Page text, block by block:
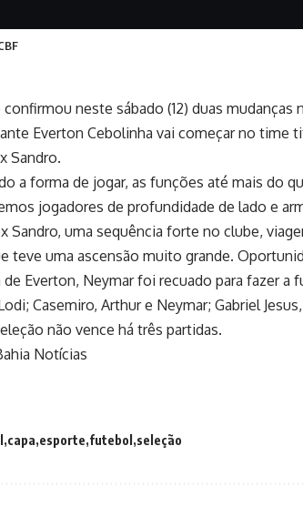
neste sábado (12) duas mudanças
Everton Cebolinha vai começar no time
Sandro.
a forma de jogar, as funções até mais do
jogadores de profundidade de lado e
Sandro, uma sequência forte no clube,
teve uma ascensão muito grande.
de Everton, Neymar foi recuado para fazer
Casemiro, Arthur e Neymar; Gabriel
não vence há três partidas.
Notícias
capa esporte futebol seleção